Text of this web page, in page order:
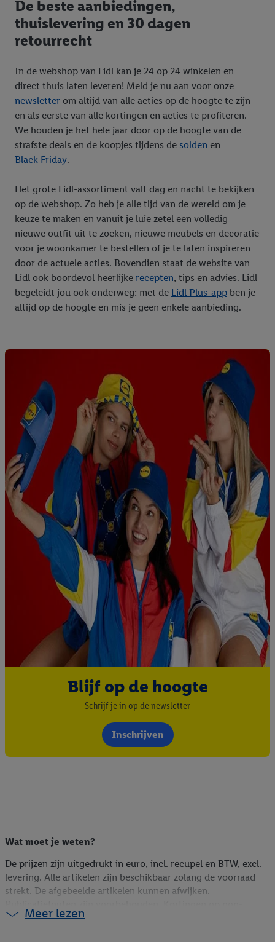
De beste aanbiedingen,
thuislevering en 30 dagen
retourrecht
In de webshop van Lidl kan je 24 op 24 winkelen en
direct thuis laten leveren! Meld je nu aan voor onze
newsletter om altijd van alle acties op de hoogte te zijn
en als eerste van alle kortingen en acties te profiteren.
We houden je het hele jaar door op de hoogte van de
strafste deals en de koopjes tijdens de solden en
Black Friday.
Het grote Lidl-assortiment valt dag en nacht te bekijken
op de webshop. Zo heb je alle tijd van de wereld om je
keuze te maken en vanuit je luie zetel een volledig
nieuwe outfit uit te zoeken, nieuwe meubels en decoratie
voor je woonkamer te bestellen of je te laten inspireren
door de actuele acties. Bovendien staat de website van
Lidl ook boordevol heerlijke recepten, tips en advies. Lidl
begeleidt jou ook onderweg: met de Lidl Plus-app ben je
altijd op de hoogte en mis je geen enkele aanbieding.
Blijf op de hoogte
Schrijf je in op de newsletter
Inschrijven
Wat moet je weten?
De prijzen zijn uitgedrukt in euro, incl. recupel en BTW, excl.
levering. Alle artikelen zijn beschikbaar zolang de voorraad
strekt. De afgebeelde artikelen kunnen afwijken.
foodartikelen zijn berekend op de webshopprijs (indien online
Meer lezen